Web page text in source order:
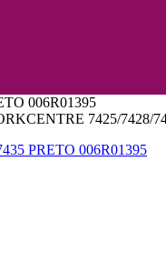
006R01395
7425/7428/